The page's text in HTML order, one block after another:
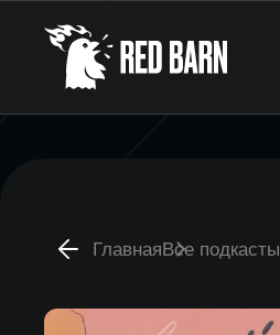
ГлавнаяВсе подкасты